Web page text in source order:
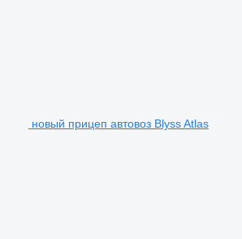
новый прицеп автовоз Blyss Atlas